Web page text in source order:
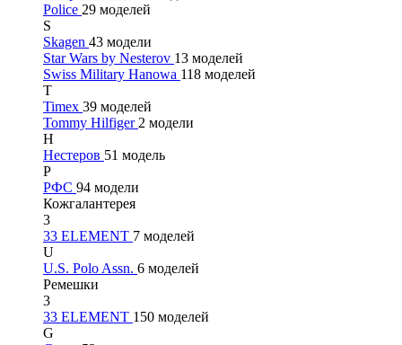
Police 29 моделей
S
Skagen 43 модели
Star Wars by Nesterov 13 моделей
Swiss Military Hanowa 118 моделей
T
Timex 39 моделей
Tommy Hilfiger 2 модели
Н
Нестеров 51 модель
Р
РФС 94 модели
Кожгалантерея
3
33 ELEMENT 7 моделей
U
U.S. Polo Assn. 6 моделей
Ремешки
3
33 ELEMENT 150 моделей
G